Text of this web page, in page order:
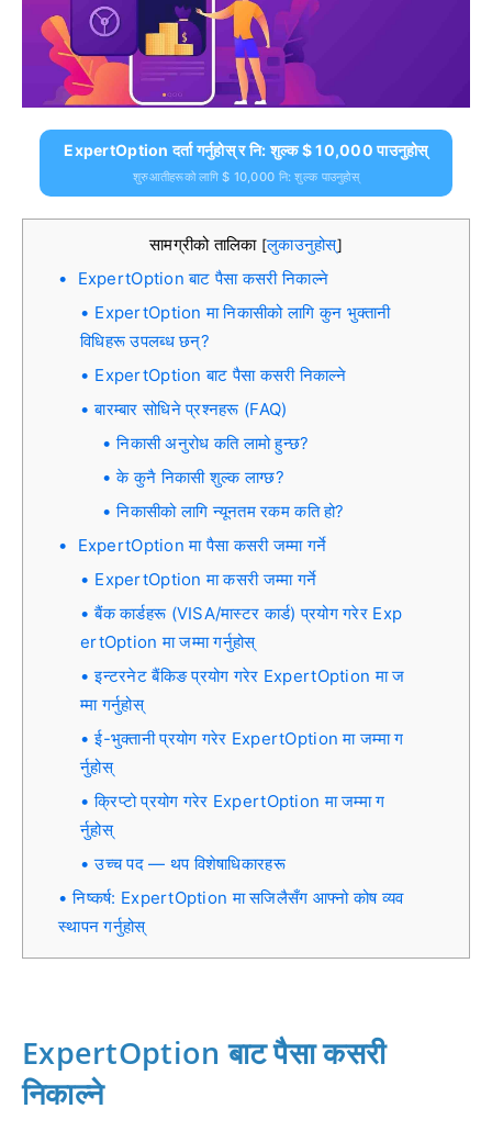
ExpertOption दर्ता गर्नुहोस् र नि: शुल्क $ 10,000 पाउनुहोस्
शुरुआतीहरूको लागि $ 10,000 नि: शुल्क पाउनुहोस्
सामग्रीको तालिका [लुकाउनुहोस्]
ExpertOption बाट पैसा कसरी निकाल्ने
ExpertOption मा निकासीको लागि कुन भुक्तानी
विधिहरू उपलब्ध छन्?
ExpertOption बाट पैसा कसरी निकाल्ने
बारम्बार सोधिने प्रश्नहरू (FAQ)
निकासी अनुरोध कति लामो हुन्छ?
के कुनै निकासी शुल्क लाग्छ?
निकासीको लागि न्यूनतम रकम कति हो?
ExpertOption मा पैसा कसरी जम्मा गर्ने
ExpertOption मा कसरी जम्मा गर्ने
बैंक कार्डहरू (VISA/मास्टर कार्ड) प्रयोग गरेर Exp
ertOption मा जम्मा गर्नुहोस्
इन्टरनेट बैंकिङ प्रयोग गरेर ExpertOption मा ज
म्मा गर्नुहोस्
ई-भुक्तानी प्रयोग गरेर ExpertOption मा जम्मा ग
र्नुहोस्
क्रिप्टो प्रयोग गरेर ExpertOption मा जम्मा ग
र्नुहोस्
उच्च पद — थप विशेषाधिकारहरू
निष्कर्ष: ExpertOption मा सजिलैसँग आफ्नो कोष व्यव
स्थापन गर्नुहोस्
ExpertOption बाट पैसा कसरी
निकाल्ने